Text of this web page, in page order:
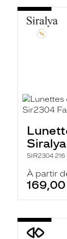
Siralya
SIR2304 216
À partir